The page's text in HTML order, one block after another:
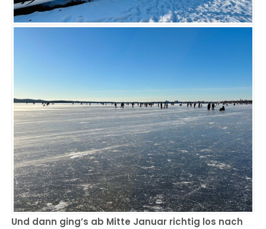
Und dann ging’s ab Mitte Januar richtig los nach